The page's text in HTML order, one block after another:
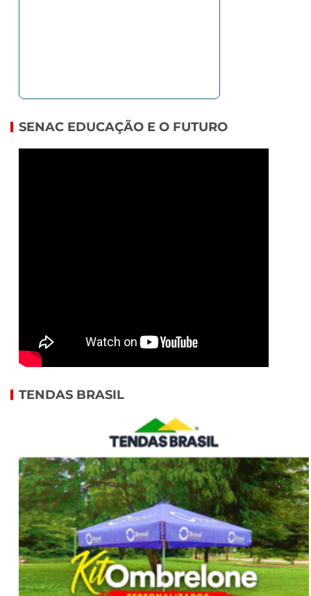
SENAC EDUCAÇÃO E O FUTURO
TENDAS BRASIL